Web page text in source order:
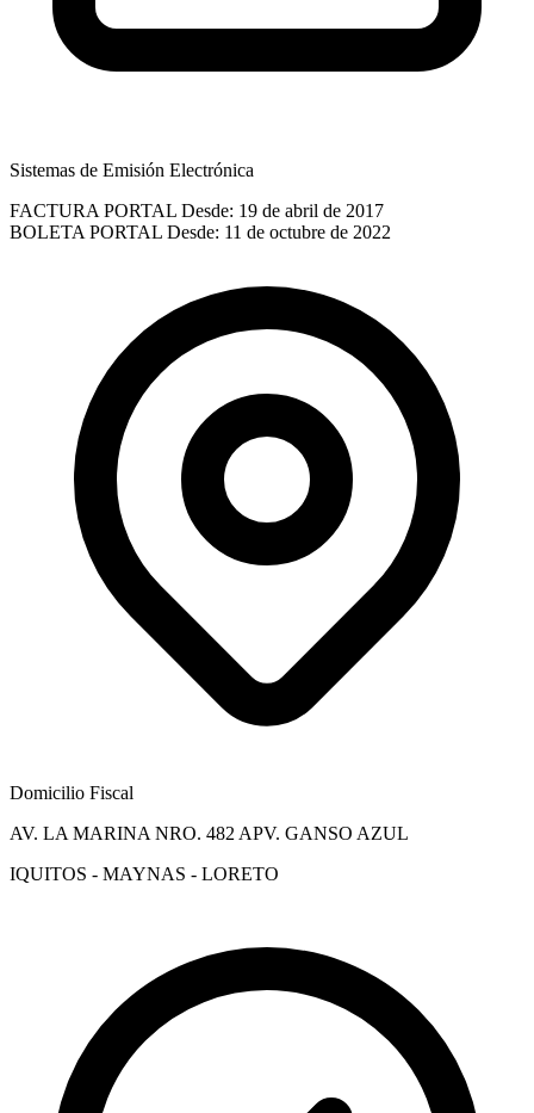
Sistemas de Emisión Electrónica
FACTURA PORTAL Desde: 19 de abril de 2017
BOLETA PORTAL Desde: 11 de octubre de 2022
Domicilio Fiscal
AV. LA MARINA NRO. 482 APV. GANSO AZUL
IQUITOS - MAYNAS - LORETO